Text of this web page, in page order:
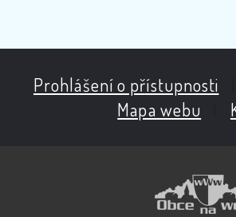
Prohlášení o přístupnosti
Mapa webu